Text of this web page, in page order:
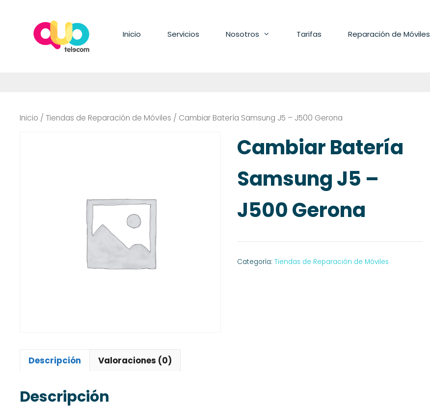
contenido
Inicio Servicios Nosotros Tarifas Reparación de Móviles
Inicio / Tiendas de Reparación de Móviles / Cambiar Batería Samsung J5 – J500 Gerona
Cambiar Batería
Samsung J5 –
J500 Gerona
Categoría:Tiendas de Reparación de Móviles
Descripción Valoraciones (0)
Descripción